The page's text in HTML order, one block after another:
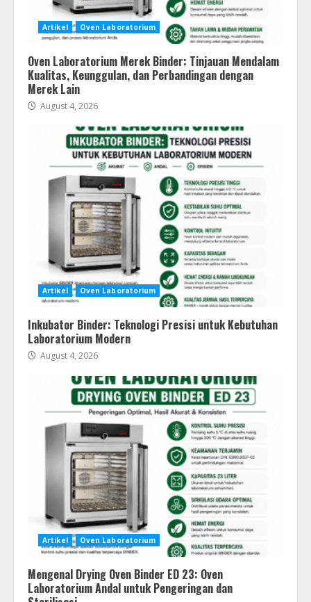
Artikel Oven Laboratorium
Oven Laboratorium Merek Binder: Tinjauan Mendalam
Kualitas, Keunggulan, dan Perbandingan dengan
Merek Lain
August 4, 2026
Artikel Oven Laboratorium
Inkubator Binder: Teknologi Presisi untuk Kebutuhan
Laboratorium Modern
August 4, 2026
Artikel Oven Laboratorium
Mengenal Drying Oven Binder ED 23: Oven
Laboratorium Andal untuk Pengeringan dan